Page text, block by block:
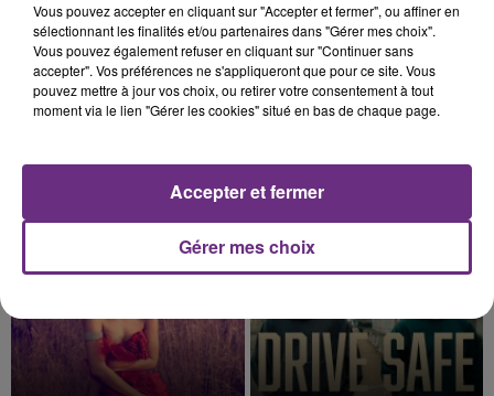
BENSON BOONE
Vous pouvez accepter en cliquant sur "Accepter et fermer", ou affiner en
sélectionnant les finalités et/ou partenaires dans "Gérer mes choix".
Vous pouvez également refuser en cliquant sur "Continuer sans
accepter". Vos préférences ne s'appliqueront que pour ce site. Vous
pouvez mettre à jour vos choix, ou retirer votre consentement à tout
moment via le lien "Gérer les cookies" situé en bas de chaque page.
Gérer mes choix
Accepter et fermer